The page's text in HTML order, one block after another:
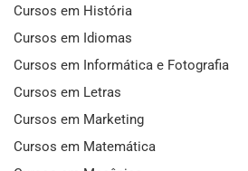
Cursos em História
Cursos em Idiomas
Cursos em Informática e Fotografia
Cursos em Letras
Cursos em Marketing
Cursos em Matemática